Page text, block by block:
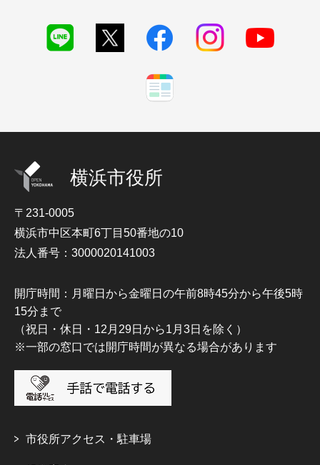
横浜市役所
〒231-0005
横浜市中区本町6丁目50番地の10
法人番号：3000020141003
開庁時間：月曜日から金曜日の午前8時45分から午後5時
15分まで
（祝日・休日・12月29日から1月3日を除く）
※一部の窓口では開庁時間が異なる場合があります
市役所アクセス・駐車場